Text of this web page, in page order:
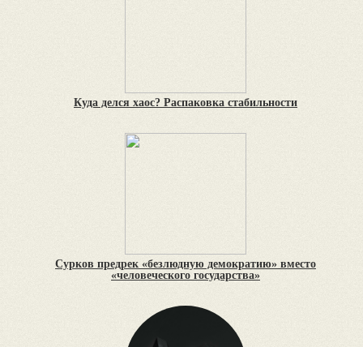
Куда делся хаос? Распаковка стабильности
Сурков предрек «безлюдную демократию» вместо
«человеческого государства»